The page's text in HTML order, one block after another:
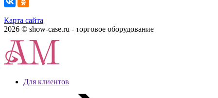
Карта сайта
2026 © show-case.ru - торговое оборудование
Для клиентов